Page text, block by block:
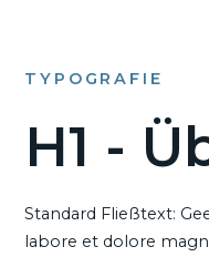
TYPOGRAFIE
H1 -
Standard Fließtext:
labore et dolore